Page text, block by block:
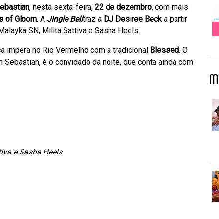
, nesta sexta-feira, 22 de dezembro, com mais
of Gloom. A Jingle Belltraz a DJ Desiree Beck a partir
SN, Milita Sattiva e Sasha Heels.
impera no Rio Vermelho com a tradicional Blessed. O
Sebastian, é o convidado da noite, que conta ainda com
e Sasha Heels